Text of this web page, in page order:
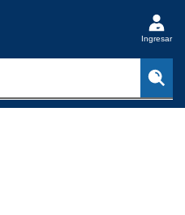
Ingresar